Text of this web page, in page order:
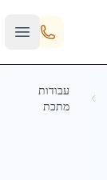
עבודות
מתכת